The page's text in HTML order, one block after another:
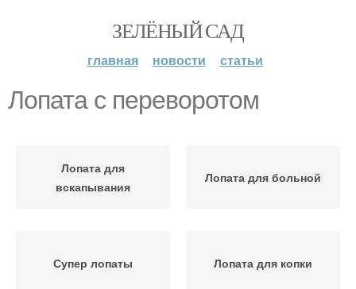
ЗЕЛЁНЫЙ САД
главная новости статьи
Лопата с переворотом
Лопата для
вскапывания
Лопата для больной
Супер лопаты Лопата для копки